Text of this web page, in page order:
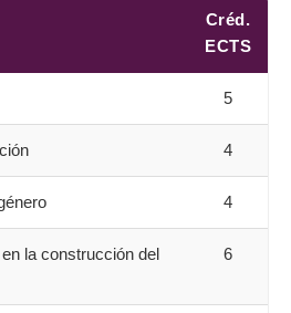
Créd.
ECTS
5
4
4
la construcción del
6